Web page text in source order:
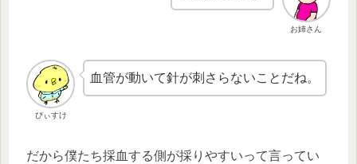
お姉さん
ぴぃすけ
血管が動いて針が刺さらないことだね。
だから僕たち採血する側が採りやすいって言ってい